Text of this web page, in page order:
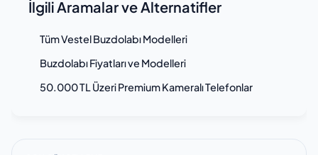
İlgili Aramalar ve Alternatifler
Tüm Vestel Buzdolabı Modelleri
Buzdolabı Fiyatları ve Modelleri
50.000 TL Üzeri Premium Kameralı Telefonlar